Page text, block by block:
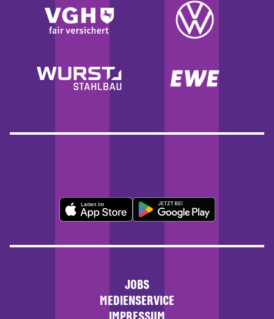
JOBS
MEDIENSERVICE